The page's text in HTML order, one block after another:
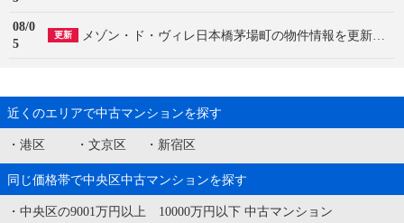
08/0
5
更新 メゾン・ド・ヴィレ日本橋茅場町の物件情報を更新しました
近くのエリアで中古マンションを探す
・ 港区 ・ 文京区 ・ 新宿区
同じ価格帯で中央区中古マンションを探す
・ 中央区の9001万円以上 10000万円以下 中古マンション